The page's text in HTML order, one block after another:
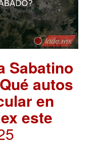
Sabatino
autos
en
este